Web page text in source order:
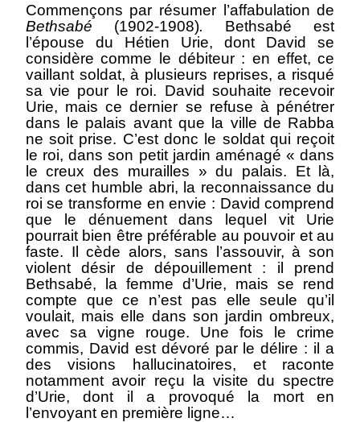
Commençons par résumer l’affabulation de
Bethsabé (1902‑1908). Bethsabé est
l’épouse du Hétien Urie, dont David se
considère comme le débiteur : en effet, ce
vaillant soldat, à plusieurs reprises, a risqué
sa vie pour le roi. David souhaite recevoir
Urie, mais ce dernier se refuse à pénétrer
dans le palais avant que la ville de Rabba
ne soit prise. C’est donc le soldat qui reçoit
le roi, dans son petit jardin aménagé « dans
le creux des murailles » du palais. Et là,
dans cet humble abri, la reconnaissance du
roi se transforme en envie : David comprend
que le dénuement dans lequel vit Urie
pourrait bien être préférable au pouvoir et au
faste. Il cède alors, sans l’assouvir, à son
violent désir de dépouillement : il prend
Bethsabé, la femme d’Urie, mais se rend
compte que ce n’est pas elle seule qu’il
voulait, mais elle dans son jardin ombreux,
avec sa vigne rouge. Une fois le crime
commis, David est dévoré par le délire : il a
des visions hallucinatoires, et raconte
notamment avoir reçu la visite du spectre
d’Urie, dont il a provoqué la mort en
l’envoyant en première ligne…